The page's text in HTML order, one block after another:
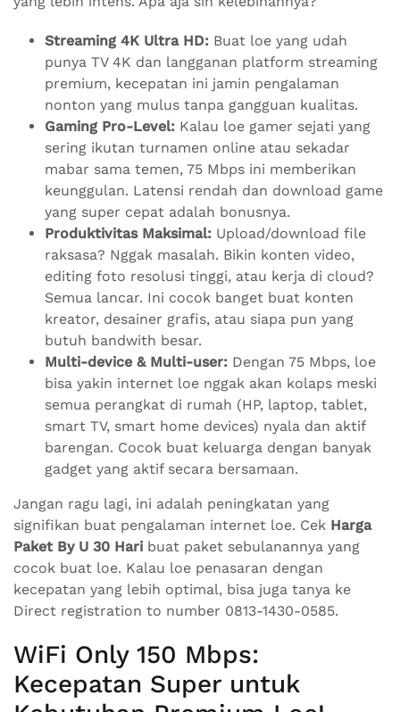
Streaming 4K Ultra HD: Buat loe yang udah
punya TV 4K dan langganan platform streaming
premium, kecepatan ini jamin pengalaman
nonton yang mulus tanpa gangguan kualitas.
Gaming Pro-Level: Kalau loe gamer sejati yang
sering ikutan turnamen online atau sekadar
mabar sama temen, 75 Mbps ini memberikan
keunggulan. Latensi rendah dan download game
yang super cepat adalah bonusnya.
Produktivitas Maksimal: Upload/download file
raksasa? Nggak masalah. Bikin konten video,
editing foto resolusi tinggi, atau kerja di cloud?
Semua lancar. Ini cocok banget buat konten
kreator, desainer grafis, atau siapa pun yang
butuh bandwith besar.
Multi-device & Multi-user: Dengan 75 Mbps, loe
bisa yakin internet loe nggak akan kolaps meski
semua perangkat di rumah (HP, laptop, tablet,
smart TV, smart home devices) nyala dan aktif
barengan. Cocok buat keluarga dengan banyak
gadget yang aktif secara bersamaan.
Jangan ragu lagi, ini adalah peningkatan yang
signifikan buat pengalaman internet loe. Cek Harga
Paket By U 30 Hari buat paket sebulanannya yang
cocok buat loe. Kalau loe penasaran dengan
kecepatan yang lebih optimal, bisa juga tanya ke
Direct registration to number 0813-1430-0585.
WiFi Only 150 Mbps:
Kecepatan Super untuk